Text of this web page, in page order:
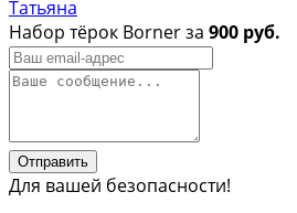
Татьяна
Набор тёрок Borner за 900 руб.
Отправить
Для вашей безопасности!